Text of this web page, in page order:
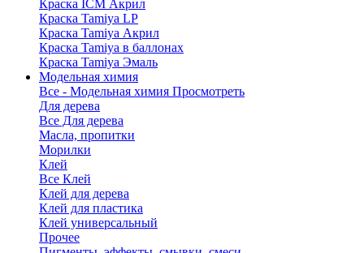
Краска ICM Акрил
Краска Tamiya LP
Краска Tamiya Акрил
Краска Tamiya в баллонах
Краска Tamiya Эмаль
Модельная химия
Все - Модельная химия Просмотреть
Для дерева
Все Для дерева
Масла, пропитки
Морилки
Клей
Все Клей
Клей для дерева
Клей для пластика
Клей универсальный
Прочее